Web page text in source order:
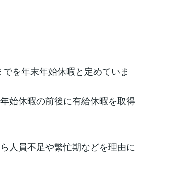
を年末年始休暇と定めていま
始休暇の前後に有給休暇を取得
人員不足や繁忙期などを理由に